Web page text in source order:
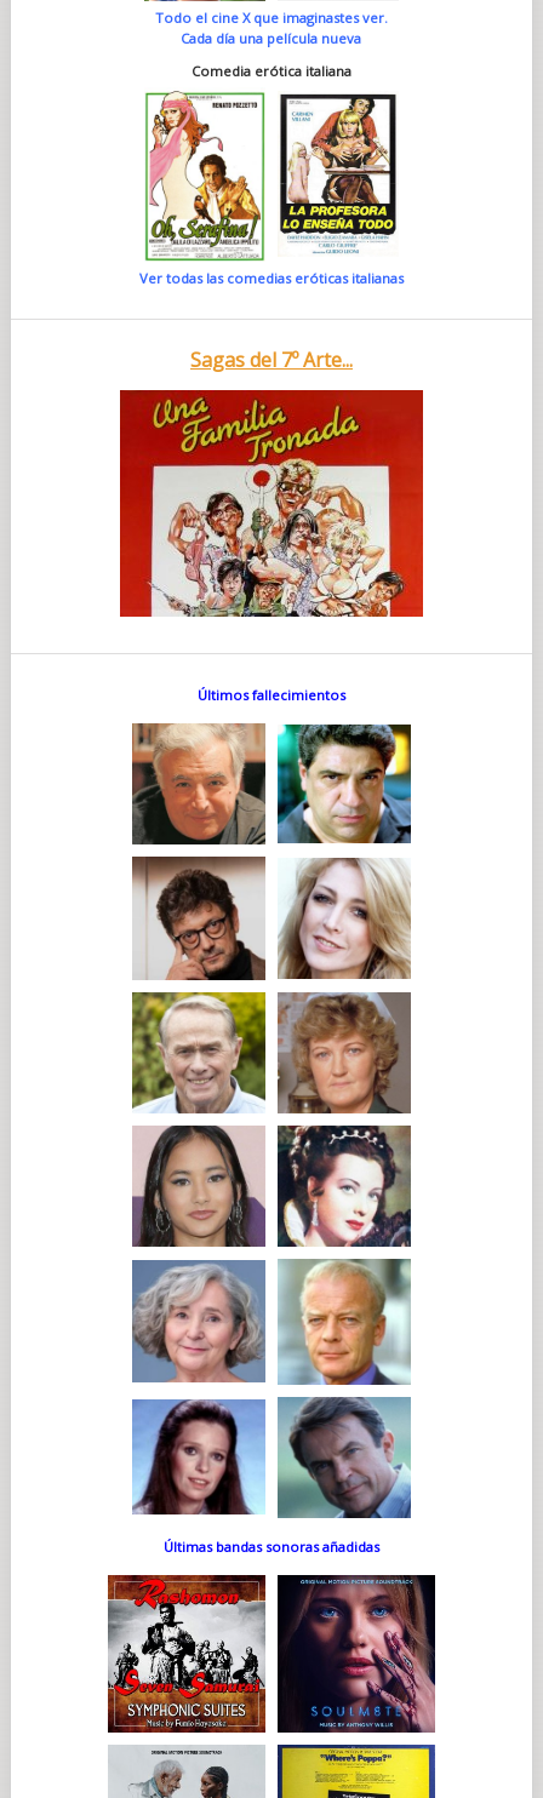
Todo el cine X que imaginastes ver.
Cada día una película nueva
Comedia erótica italiana
Ver todas las comedias eróticas italianas
Sagas del 7º Arte...
Últimos fallecimientos
Últimas bandas sonoras añadidas